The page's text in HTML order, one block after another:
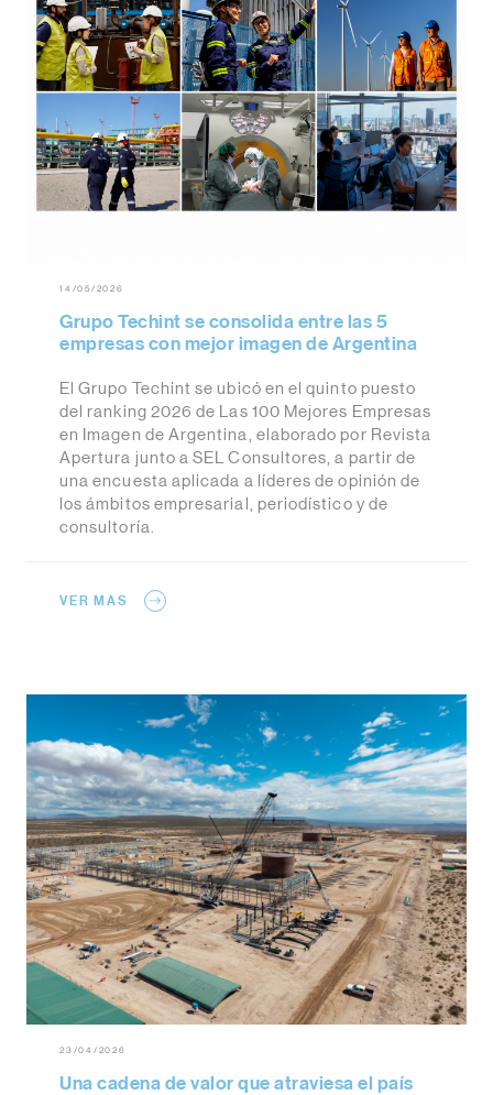
14/05/2026
Grupo Techint se consolida entre las 5
empresas con mejor imagen de Argentina
El Grupo Techint se ubicó en el quinto puesto
del ranking 2026 de Las 100 Mejores Empresas
en Imagen de Argentina, elaborado por Revista
Apertura junto a SEL Consultores, a partir de
una encuesta aplicada a líderes de opinión de
los ámbitos empresarial, periodístico y de
consultoría.
VER MAS
23/04/2026
Una cadena de valor que atraviesa el país